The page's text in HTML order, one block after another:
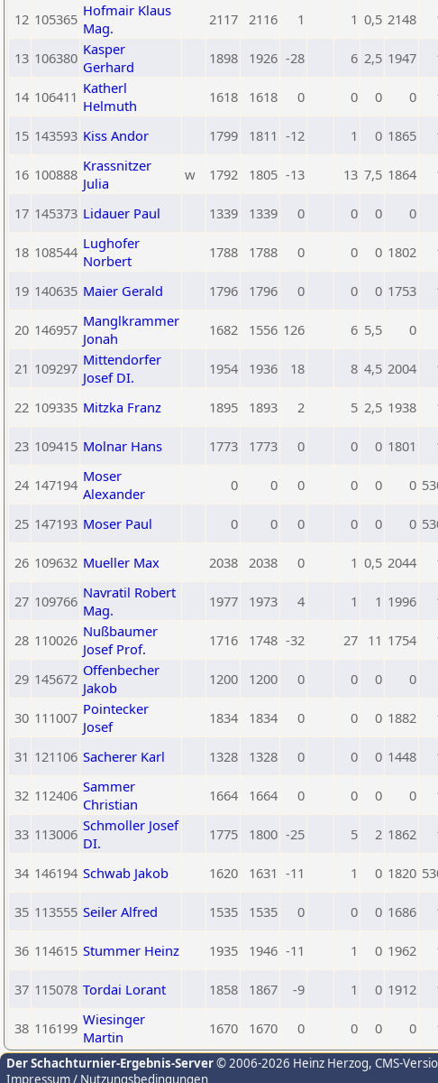
12 105365 Hofmair Klaus
Mag.
2117 2116 1 1 0,5 2148
13 106380 Kasper
Gerhard
1898 1926 -28 6 2,5 1947
14 106411 Katherl
Helmuth
1618 1618 0 0 0 0
15 143593 Kiss Andor 1799 1811 -12 1 0 1865
16 100888 Krassnitzer
Julia
w 1792 1805 -13 13 7,5 1864
17 145373 Lidauer Paul 1339 1339 0 0 0 0
18 108544 Lughofer
Norbert
1788 1788 0 0 0 1802
19 140635 Maier Gerald 1796 1796 0 0 0 1753
20 146957 Manglkrammer
Jonah
1682 1556 126 6 5,5 0
21 109297 Mittendorfer
Josef DI.
1954 1936 18 8 4,5 2004
22 109335 Mitzka Franz 1895 1893 2 5 2,5 1938
23 109415 Molnar Hans 1773 1773 0 0 0 1801
24 147194 Moser
Alexander
0 0 0 0 0 0
25 147193 Moser Paul 0 0 0 0 0 0
26 109632 Mueller Max 2038 2038 0 1 0,5 2044
27 109766 Navratil Robert
Mag.
1977 1973 4 1 1 1996
28 110026 Nußbaumer
Josef Prof.
1716 1748 -32 27 11 1754
29 145672 Offenbecher
Jakob
1200 1200 0 0 0 0
30 111007 Pointecker
Josef
1834 1834 0 0 0 1882
31 121106 Sacherer Karl 1328 1328 0 0 0 1448
32 112406 Sammer
Christian
1664 1664 0 0 0 0
33 113006 Schmoller Josef
DI.
1775 1800 -25 5 2 1862
34 146194 Schwab Jakob 1620 1631 -11 1 0 1820
35 113555 Seiler Alfred 1535 1535 0 0 0 1686
36 114615 Stummer Heinz 1935 1946 -11 1 0 1962
37 115078 Tordai Lorant 1858 1867 -9 1 0 1912
38 116199 Wiesinger
Martin
1670 1670 0 0 0 0
Der Schachturnier-Ergebnis-Server© 2006-2026 Heinz Herzog, CMS-
Impressum / Nutzungsbedingungen